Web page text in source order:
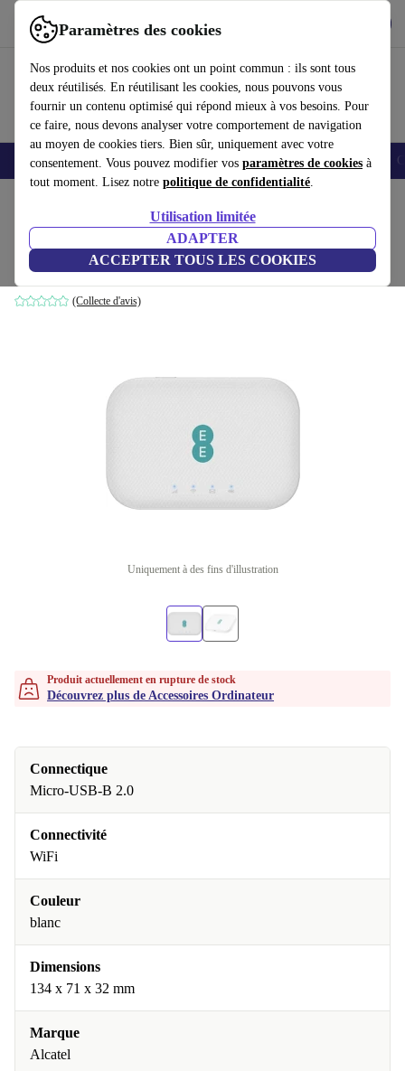
Paramètres des cookies
Nos produits et nos cookies ont un point commun : ils sont tous
deux réutilisés. En réutilisant les cookies, nous pouvons vous
fournir un contenu optimisé qui répond mieux à vos besoins. Pour
ce faire, nous devons analyser votre comportement de navigation
au moyen de cookies tiers. Bien sûr, uniquement avec votre
consentement. Vous pouvez modifier vos paramètres de cookies à
tout moment. Lisez notre politique de confidentialité.
Utilisation limitée
ADAPTER
ACCEPTER TOUS LES COOKIES
Utilisez refurbed rapidement et facilement
Smartphones Laptops Tablettes Montres connectées Accessoires
Alcatel 4GEE Wi-Fi Mini
Blanc
(Collecte d'avis)
Uniquement à des fins d'illustration
Produit actuellement en rupture de stock
Découvrez plus de Accessoires Ordinateur
Connectique
Micro-USB-B 2.0
Connectivité
WiFi
Couleur
blanc
Dimensions
134 x 71 x 32 mm
Marque
Alcatel